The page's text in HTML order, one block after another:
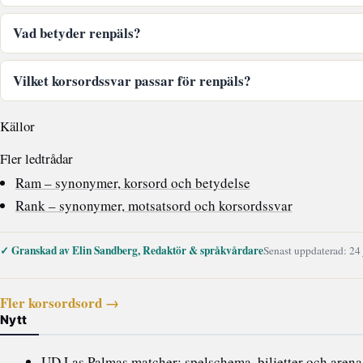
Vad betyder renpäls?
Vilket korsordssvar passar för renpäls?
Källor
Fler ledtrådar
Ram – synonymer, korsord och betydelse
Rank – synonymer, motsatsord och korsordssvar
✓ Granskad av Elin Sandberg, Redaktör & språkvårdareSenast uppdaterad:
Fler korsordsord →
Nytt